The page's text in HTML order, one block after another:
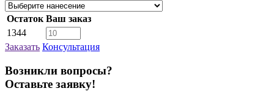
Остаток Ваш заказ
1344
Заказать Консультация
Возникли вопросы?
Оставьте заявку!